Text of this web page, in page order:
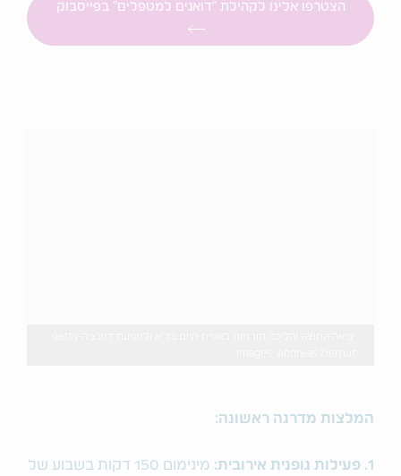
הצטרפו אלינו לקהילת "דואגים למטפלים" בפייסבוק
המלצות מדרגה ראשונה:
1. פעילות גופנית אירובית:
מינימום 150 דקות בשבוע של